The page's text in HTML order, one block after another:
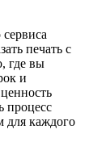
печать с
где вы
и
процесс
для каждого